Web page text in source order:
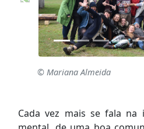
© Mariana Almeida
Cada vez mais se fala na